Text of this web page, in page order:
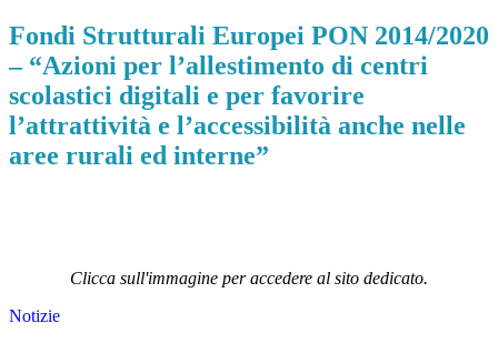
Fondi Strutturali Europei PON 2014/2020
– “Azioni per l’allestimento di centri
scolastici digitali e per favorire
l’attrattività e l’accessibilità anche nelle
aree rurali ed interne”
Clicca sull'immagine per accedere al sito dedicato.
Notizie